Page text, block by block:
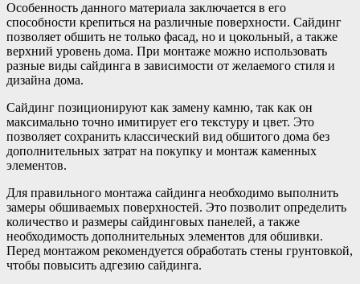
Особенность данного материала заключается в его
способности крепиться на различные поверхности. Сайдинг
позволяет обшить не только фасад, но и цокольный, а также
верхний уровень дома. При монтаже можно использовать
разные виды сайдинга в зависимости от желаемого стиля и
дизайна дома.
Сайдинг позиционируют как замену камню, так как он
максимально точно имитирует его текстуру и цвет. Это
позволяет сохранить классический вид обшитого дома без
дополнительных затрат на покупку и монтаж каменных
элементов.
Для правильного монтажа сайдинга необходимо выполнить
замеры обшиваемых поверхностей. Это позволит определить
количество и размеры сайдинговых панелей, а также
необходимость дополнительных элементов для обшивки.
Перед монтажом рекомендуется обработать стены грунтовкой,
чтобы повысить адгезию сайдинга.